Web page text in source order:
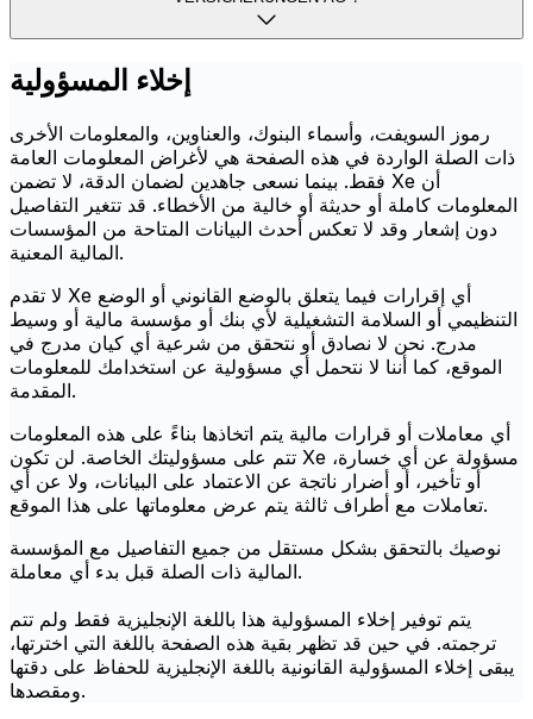
إخلاء المسؤولية
رموز السويفت، وأسماء البنوك، والعناوين، والمعلومات الأخرى
ذات الصلة الواردة في هذه الصفحة هي لأغراض المعلومات العامة
فقط. بينما نسعى جاهدين لضمان الدقة، لا تضمن Xe أن
المعلومات كاملة أو حديثة أو خالية من الأخطاء. قد تتغير التفاصيل
دون إشعار وقد لا تعكس أحدث البيانات المتاحة من المؤسسات
المالية المعنية.
لا تقدم Xe أي إقرارات فيما يتعلق بالوضع القانوني أو الوضع
التنظيمي أو السلامة التشغيلية لأي بنك أو مؤسسة مالية أو وسيط
مدرج. نحن لا نصادق أو نتحقق من شرعية أي كيان مدرج في
الموقع، كما أننا لا نتحمل أي مسؤولية عن استخدامك للمعلومات
المقدمة.
أي معاملات أو قرارات مالية يتم اتخاذها بناءً على هذه المعلومات
تتم على مسؤوليتك الخاصة. لن تكون Xe مسؤولة عن أي خسارة،
أو تأخير، أو أضرار ناتجة عن الاعتماد على البيانات، ولا عن أي
تعاملات مع أطراف ثالثة يتم عرض معلوماتها على هذا الموقع.
نوصيك بالتحقق بشكل مستقل من جميع التفاصيل مع المؤسسة
المالية ذات الصلة قبل بدء أي معاملة.
يتم توفير إخلاء المسؤولية هذا باللغة الإنجليزية فقط ولم تتم
ترجمته. في حين قد تظهر بقية هذه الصفحة باللغة التي اخترتها،
يبقى إخلاء المسؤولية القانونية باللغة الإنجليزية للحفاظ على دقتها
ومقصدها.